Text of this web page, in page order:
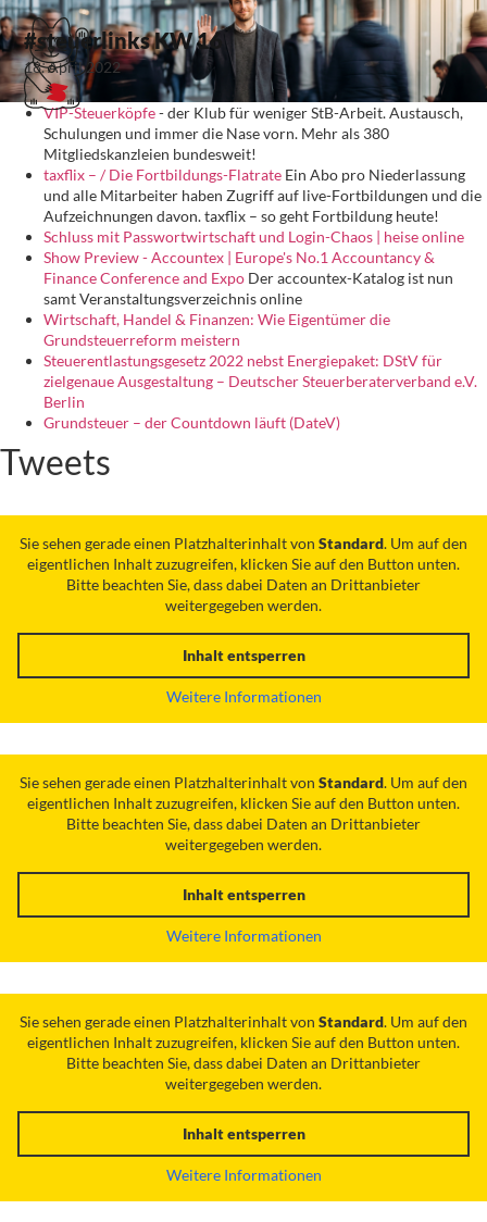
#steuerlinks KW 16
18. April 2022
VIP-Steuerköpfe- der Klub für weniger StB-Arbeit. Austausch,
Schulungen und immer die Nase vorn. Mehr als 380
Mitgliedskanzleien bundesweit!
taxflix – / Die Fortbildungs-Flatrate Ein Abo pro Niederlassung
und alle Mitarbeiter haben Zugriff auf live-Fortbildungen und die
Aufzeichnungen davon. taxflix – so geht Fortbildung heute!
Schluss mit Passwortwirtschaft und Login-Chaos | heise online
Show Preview - Accountex | Europe's No.1 Accountancy &
Finance Conference and Expo Der accountex-Katalog ist nun
samt Veranstaltungsverzeichnis online
Wirtschaft, Handel & Finanzen: Wie Eigentümer die
Grundsteuerreform meistern
Steuerentlastungsgesetz 2022 nebst Energiepaket: DStV für
zielgenaue Ausgestaltung – Deutscher Steuerberaterverband e.V.
Berlin
Grundsteuer – der Countdown läuft (DateV)
Tweets
Sie sehen gerade einen Platzhalterinhalt von Standard. Um auf den
eigentlichen Inhalt zuzugreifen, klicken Sie auf den Button unten.
Bitte beachten Sie, dass dabei Daten an Drittanbieter
weitergegeben werden.
Inhalt entsperren
Weitere Informationen
Sie sehen gerade einen Platzhalterinhalt von Standard. Um auf den
eigentlichen Inhalt zuzugreifen, klicken Sie auf den Button unten.
Bitte beachten Sie, dass dabei Daten an Drittanbieter
weitergegeben werden.
Inhalt entsperren
Weitere Informationen
Sie sehen gerade einen Platzhalterinhalt von Standard. Um auf den
eigentlichen Inhalt zuzugreifen, klicken Sie auf den Button unten.
Bitte beachten Sie, dass dabei Daten an Drittanbieter
weitergegeben werden.
Inhalt entsperren
Weitere Informationen